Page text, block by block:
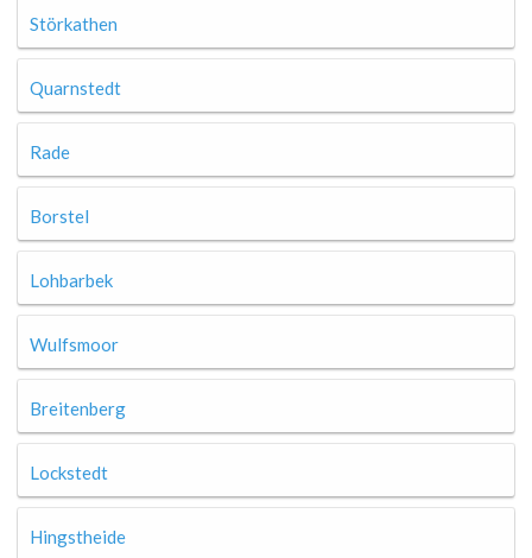
Störkathen
Quarnstedt
Rade
Borstel
Lohbarbek
Wulfsmoor
Breitenberg
Lockstedt
Hingstheide